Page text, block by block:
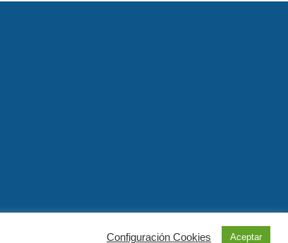
Configuración Cookies Aceptar